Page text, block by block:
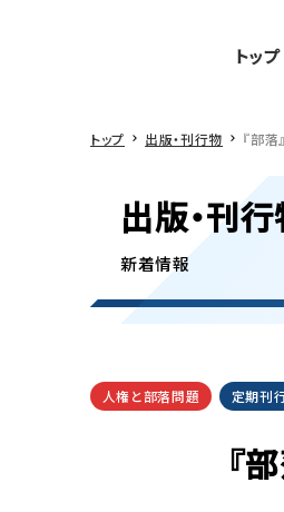
トップ
トップ 出版・刊行物 『部
出版・刊
新着情報
人権と部落問題 定期刊
『